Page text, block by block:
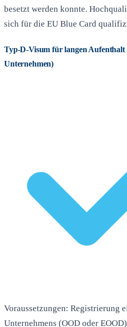
besetzt werden konnte.
sich für die EU Blue Card
Typ-D-Visum für langen Aufenthalt
Unternehmen)
Voraussetzungen: Registrierung
Unternehmens (OOD oder